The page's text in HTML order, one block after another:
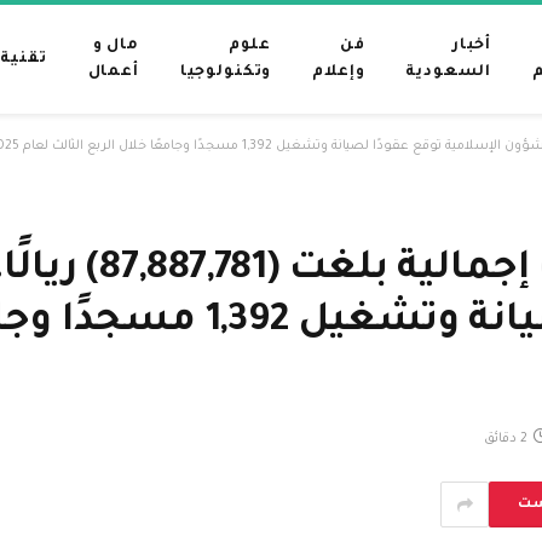
أخبار
السعودية
فن
وإعلام
علوم
وتكنولوجيا
مال و
أعمال
تقنية
محليات
الإسلامية توقّع عقودًا
2 دقائق